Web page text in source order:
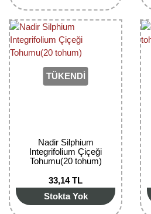
TÜKENDİ
Nadir Silphium
Integrifolium Çiçeği
Tohumu(20 tohum)
33,14 TL
Stokta Yok